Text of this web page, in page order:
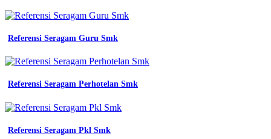
Referensi Seragam Guru Smk
Referensi Seragam Perhotelan Smk
Referensi Seragam Pkl Smk